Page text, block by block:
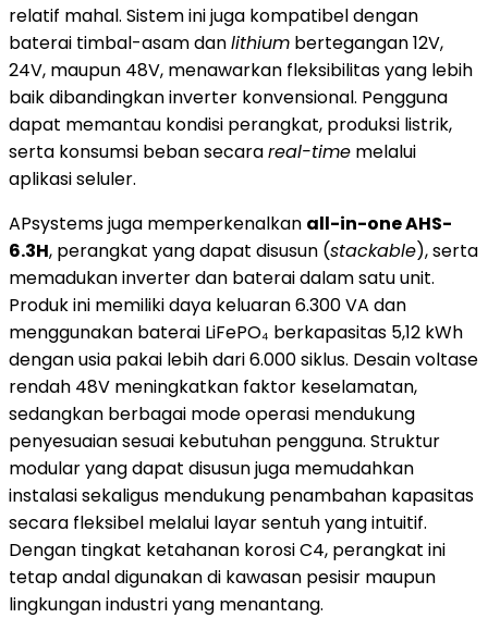
relatif mahal. Sistem ini juga kompatibel dengan
baterai timbal-asam danlithium bertegangan 12V,
24V, maupun 48V, menawarkan fleksibilitas yang lebih
baik dibandingkan inverter konvensional. Pengguna
dapat memantau kondisi perangkat, produksi listrik,
serta konsumsi beban secarareal-time melalui
aplikasi seluler.
APsystems juga memperkenalkan all-in-one AHS-
6.3H, perangkat yang dapat disusun (stackable), serta
memadukan inverter dan baterai dalam satu unit.
Produk ini memiliki daya keluaran 6.300 VA dan
menggunakan baterai LiFePO₄ berkapasitas 5,12 kWh
dengan usia pakai lebih dari 6.000 siklus. Desain voltase
rendah 48V meningkatkan faktor keselamatan,
sedangkan berbagai mode operasi mendukung
penyesuaian sesuai kebutuhan pengguna. Struktur
modular yang dapat disusun juga memudahkan
instalasi sekaligus mendukung penambahan kapasitas
secara fleksibel melalui layar sentuh yang intuitif.
Dengan tingkat ketahanan korosi C4, perangkat ini
tetap andal digunakan di kawasan pesisir maupun
lingkungan industri yang menantang.